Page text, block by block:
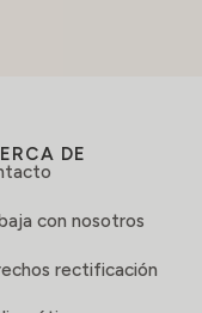
DE
con nosotros
rectificación